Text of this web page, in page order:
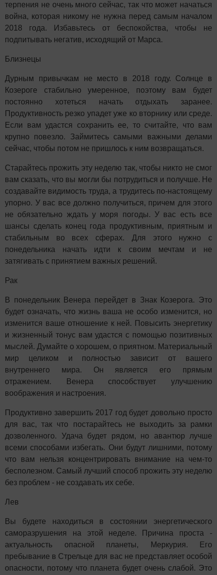
терпения не очень много сейчас, так что может начаться
война, которая никому не нужна перед самым началом
2018 года. Избавьтесь от беспокойства, чтобы не
подпитывать негатив, исходящий от Марса.
Близнецы
Дурным привычкам не место в 2018 году. Солнце в
Козероге стабильно умеренное, поэтому вам будет
постоянно хотеться начать отдыхать заранее.
Продуктивность резко упадет уже ко вторнику или среде.
Если вам удастся сохранить ее, то считайте, что вам
крупно повезло. Займитесь самыми важными делами
сейчас, чтобы потом не пришлось к ним возвращаться.
Старайтесь прожить эту неделю так, чтобы никто не смог
вам сказать, что вы могли бы потрудиться и получше. Не
создавайте видимость труда, а трудитесь по-настоящему
упорно. У вас все должно получиться, причем для этого
не обязательно ждать у моря погоды. У вас есть все
шансы сделать конец года продуктивным, приятным и
стабильным во всех сферах. Для этого нужно с
понедельника начать идти к своим мечтам и не
затягивать с принятием важных решений.
Рак
В понедельник Венера перейдет в Знак Козерога. Это
будет означать, что жизнь ваша не особо изменится, но
изменится ваше отношение к ней. Повысить энергетику
и жизненный тонус вам удастся с помощью позитивных
мыслей. Думайте о хорошем, о приятном. Материальный
мир целиком и полностью зависит от вашего
внутреннего мира. Он является его прямым
отражением. Венера способствует улучшению
воображения и настроения.
Продуктивно завершить 2017 год будет довольно просто
для вас, так что постарайтесь не выходить за рамки
дозволенного. Удача будет рядом, но авантюр лучше
всеми способами избегать. Они будут лишними, потому
что вам нельзя концентрировать внимание на чем-то
бесполезном. Самый лучший способ прожить эту неделю
без проблем - не создавать их себе.
Лев
Вы будете находиться в состоянии энергетического
саморазрушения на этой неделе. Причина проста -
актуальность опасной планеты, Меркурия. Его
пребывание в Стрельце для вас не представляет особой
опасности, потому что планета будет очень слабой. Это